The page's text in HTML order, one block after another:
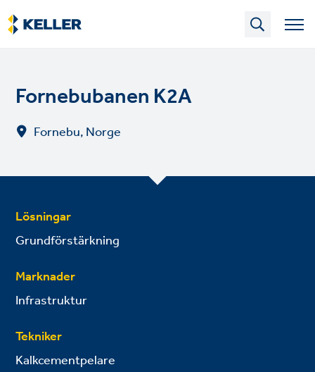
Skip
to
main
Fornebubanen K2A
Fornebu, Norge
Lösningar
Grundförstärkning
Marknader
Infrastruktur
Tekniker
Kalkcementpelare